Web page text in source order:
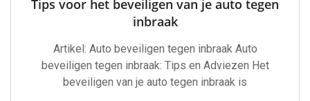
Tips voor het beveiligen van je auto tegen
inbraak
Artikel: Auto beveiligen tegen inbraak Auto
beveiligen tegen inbraak: Tips en Adviezen Het
beveiligen van je auto tegen inbraak is